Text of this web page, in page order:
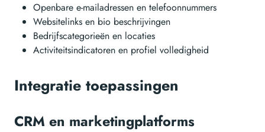
Openbare e-mailadressen en telefoonnummers
Websitelinks en bio beschrijvingen
Bedrijfscategorieën en locaties
Activiteitsindicatoren en profiel volledigheid
Integratie toepassingen
CRM en marketingplatforms